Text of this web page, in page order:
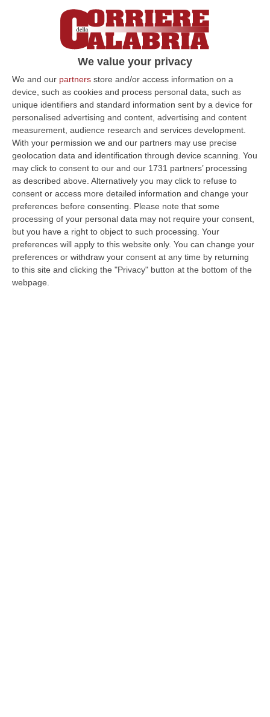
We value your privacy
We and our partners store and/or access information on a
device, such as cookies and process personal data, such as
unique identifiers and standard information sent by a device for
personalised advertising and content, advertising and content
measurement, audience research and services development.
With your permission we and our partners may use precise
geolocation data and identification through device scanning. You
may click to consent to our and our 1731 partners’ processing
as described above. Alternatively you may click to refuse to
consent or access more detailed information and change your
preferences before consenting. Please note that some
processing of your personal data may not require your consent,
but you have a right to object to such processing. Your
preferences will apply to this website only. You can change your
preferences or withdraw your consent at any time by returning
to this site and clicking the "Privacy" button at the bottom of the
webpage.
San Giovanni in Fiore, a lezione di legalità
con il pm Guarascio
L’intervento del magistrato concluderà
l’iniziativa a “Scuola di antimafia” promossa
dal Comune. Belcastro: «Gettato un seme
robusto nella lotta ai c…
Pubblicato il: 04/06/18 – 13:19